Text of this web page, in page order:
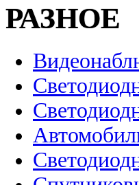
РАЗНОЕ